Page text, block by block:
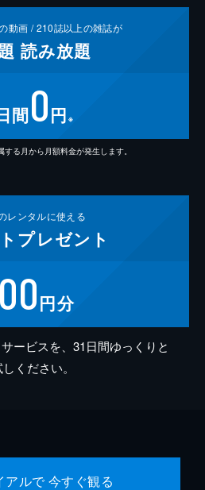
動画 /210誌以上の雑誌が
読み放題
間0円 ※
る月から月額料金が発生します。
レンタルに使える
プレゼント
円分
ービスを、31日間ゆっくりと
ください。
アルで 今すぐ観る